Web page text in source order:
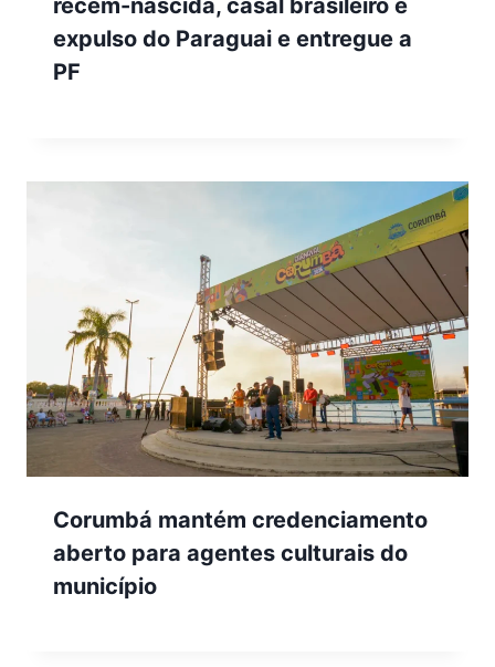
recém-nascida, casal brasileiro é
expulso do Paraguai e entregue a
PF
Corumbá mantém credenciamento
aberto para agentes culturais do
município